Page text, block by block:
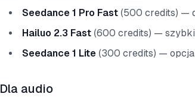
Seedance 1 Pro Fast (500 credits) —
Hailuo 2.3 Fast (600 credits) —
Seedance 1 Lite (300 credits) —
Dla audio